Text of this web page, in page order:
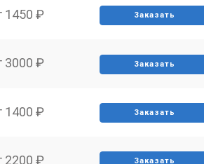
1450 ₽ Заказать
3000 ₽ Заказать
1400 ₽ Заказать
2200 ₽ Заказать